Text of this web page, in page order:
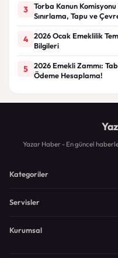
3
Torba Kanun
Sınırlama, Tapu ve
4
2026 Ocak Emeklilik
Bilgileri
5
2026 Emekli Zammı:
Ödeme Hesaplama!
Yazar Haber - En güncel
Kategoriler
Servisler
Kurumsal